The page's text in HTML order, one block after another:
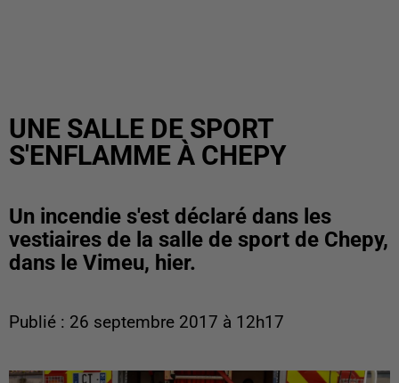
UNE SALLE DE SPORT
S'ENFLAMME À CHEPY
Un incendie s'est déclaré dans les
vestiaires de la salle de sport de Chepy,
dans le Vimeu, hier.
Publié : 26 septembre 2017 à 12h17